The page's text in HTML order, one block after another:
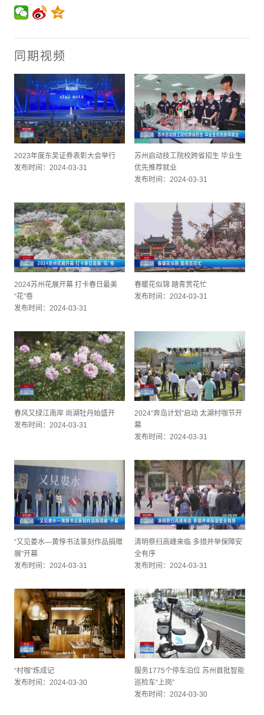
同期视频
2023年度东吴证券表彰大会举行
发布时间：2024-03-31
苏州启动技工院校跨省招生 毕业生
优先推荐就业
发布时间：2024-03-31
2024苏州花展开幕 打卡春日最美
“花”卷
发布时间：2024-03-31
春暖花似锦 踏青赏花忙
发布时间：2024-03-31
春风又绿江南岸 尚湖牡丹始盛开
发布时间：2024-03-31
2024“奔岛计划”启动 太湖村咖节开
幕
发布时间：2024-03-31
“又见娄水—黄惇书法篆刻作品捐赠
展”开幕
发布时间：2024-03-31
清明祭扫高峰来临 多措并举保障安
全有序
发布时间：2024-03-31
“村咖”炼成记
发布时间：2024-03-30
服务1775个停车泊位 苏州首批智能
巡检车“上岗”
发布时间：2024-03-30